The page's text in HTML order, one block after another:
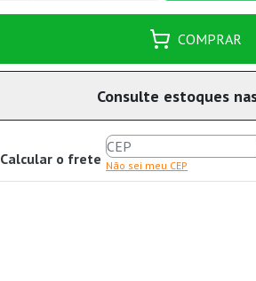
COMPRAR
Consulte estoques
Calcular o frete Não sei meu CEP